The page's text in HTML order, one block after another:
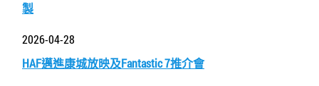
製
2026-04-28
HAF邁進康城放映及Fantastic 7推介會